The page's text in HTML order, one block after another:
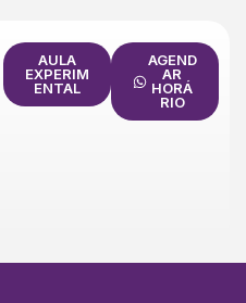
AULA
EXPERIM
ENTAL
AGEND
AR
HORÁ
RIO